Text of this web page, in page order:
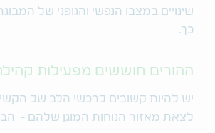
שינויים במצבו הנפשי והגופני של
כך.
ההורים חוששים מפעילות
יש להיות קשובים לרכשי הלב של
לצאת מאזור הנוחות המוגן שלהם -